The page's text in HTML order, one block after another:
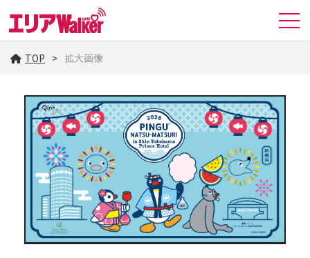
TOP 拡大画像